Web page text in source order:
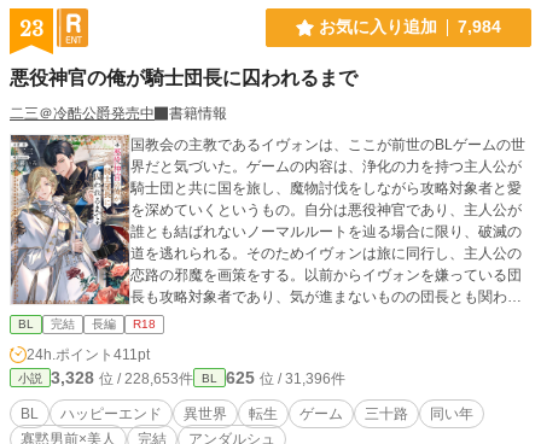
23 お気に入り追加 7,984
悪役神官の俺が騎士団長に囚われるまで
二三＠冷酷公爵発売中
書籍情報
国教会の主教であるイヴォンは、ここが前世のBLゲームの世
界だと気づいた。ゲームの内容は、浄化の力を持つ主人公が
騎士団と共に国を旅し、魔物討伐をしながら攻略対象者と愛
を深めていくというもの。自分は悪役神官であり、主人公が
誰とも結ばれないノーマルルートを辿る場合に限り、破滅の
道を逃れられる。そのためイヴォンは旅に同行し、主人公の
恋路の邪魔を画策をする。以前からイヴォンを嫌っている団
長も攻略対象者であり、気が進まないものの団長とも関わっ
ていくうちに…。
BL 完結 長編 R18
24h.ポイント 411pt
小説 3,328 位 / 228,653件 BL 625 位 / 31,396件
BL ハッピーエンド 異世界 転生 ゲーム 三十路
同い年
寡黙男前×美人
完結 アンダルシュ